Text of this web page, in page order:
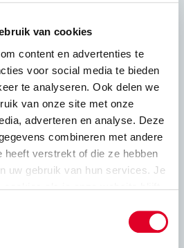
van cookies
content en advertenties te
voor social media te bieden
te analyseren. Ook delen we
van onze site met onze
adverteren en analyse. Deze
combineren met andere
heeft verstrekt of die ze hebben
uw gebruik van hun services. Je
als je onze website blijft